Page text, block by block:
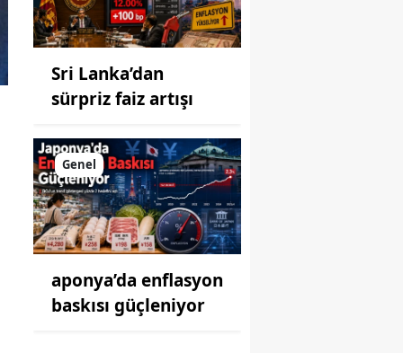
Sri Lanka’dan
sürpriz faiz artışı
Genel
aponya’da enflasyon
baskısı güçleniyor